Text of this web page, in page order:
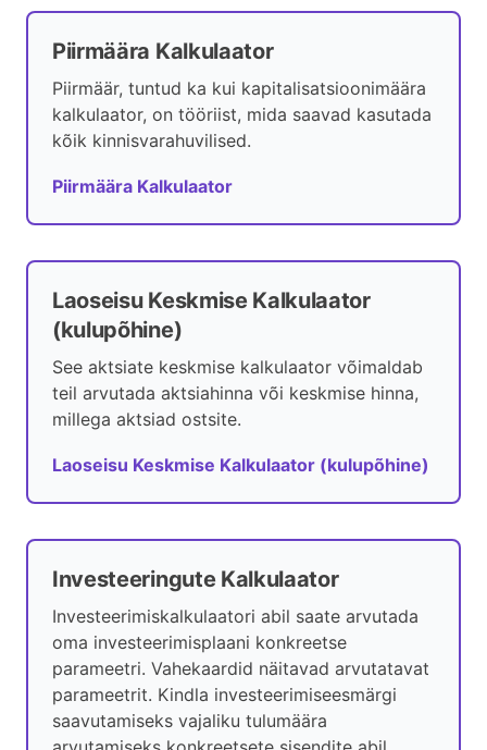
Piirmäära Kalkulaator
Piirmäär, tuntud ka kui kapitalisatsioonimäära
kalkulaator, on tööriist, mida saavad kasutada
kõik kinnisvarahuvilised.
Piirmäära Kalkulaator
Laoseisu Keskmise Kalkulaator
(kulupõhine)
See aktsiate keskmise kalkulaator võimaldab
teil arvutada aktsiahinna või keskmise hinna,
millega aktsiad ostsite.
Laoseisu Keskmise Kalkulaator (kulupõhine)
Investeeringute Kalkulaator
Investeerimiskalkulaatori abil saate arvutada
oma investeerimisplaani konkreetse
parameetri. Vahekaardid näitavad arvutatavat
parameetrit. Kindla investeerimiseesmärgi
saavutamiseks vajaliku tulumäära